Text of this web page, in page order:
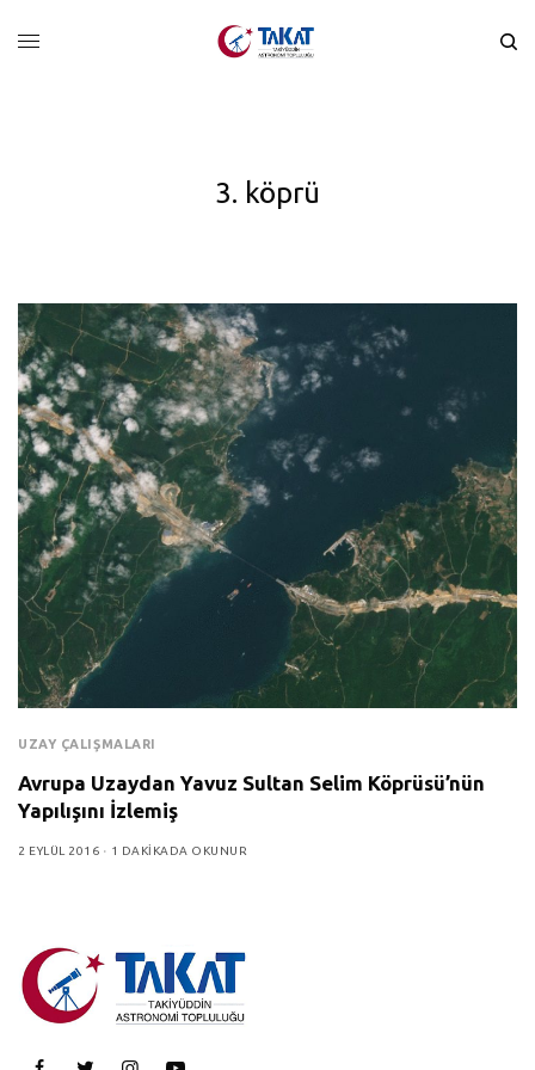
3. köprü
UZAY ÇALIŞMALARI
Avrupa Uzaydan Yavuz Sultan Selim Köprüsü’nün
Yapılışını İzlemiş
2 EYLÜL 2016 1 DAKIKADA OKUNUR